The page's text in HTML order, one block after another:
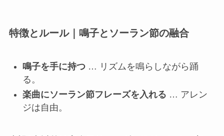
特徴とルール｜鳴子とソーラン節の融合
鳴子を手に持つ… リズムを鳴らしながら踊
る。
楽曲にソーラン節フレーズを入れる … アレン
ジは自由。